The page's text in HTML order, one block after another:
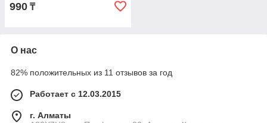
990 ₸
О нас
82% положительных из 11 отзывов за год
Работает с 12.03.2015
г. Алматы